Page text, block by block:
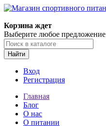
Корзина ждет
Выберите любое предложение
Найти
Вход
Регистрация
Главная
Блог
О нас
О питании